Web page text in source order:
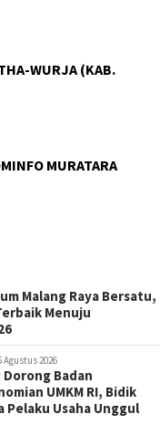
WURJA (KAB.
MURATARA
Malang Raya Bersatu,
Menuju
Agustus 2026
Dorong Badan
UMKM RI, Bidik
Pelaku Usaha Unggul